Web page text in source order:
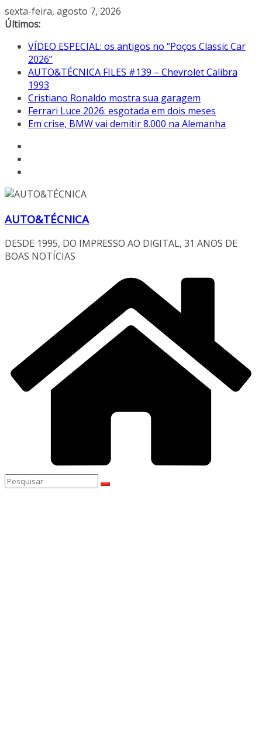
Pular
para
conteúdo
sexta-feira, agosto 7, 2026
Últimos:
VÍDEO ESPECIAL: os antigos no “Poços Classic Car
2026”
AUTO&TÉCNICA FILES #139 – Chevrolet Calibra
1993
Cristiano Ronaldo mostra sua garagem
Ferrari Luce 2026: esgotada em dois meses
Em crise, BMW vai demitir 8.000 na Alemanha
AUTO&TÉCNICA
DESDE 1995, DO IMPRESSO AO DIGITAL, 31 ANOS DE
BOAS NOTÍCIAS